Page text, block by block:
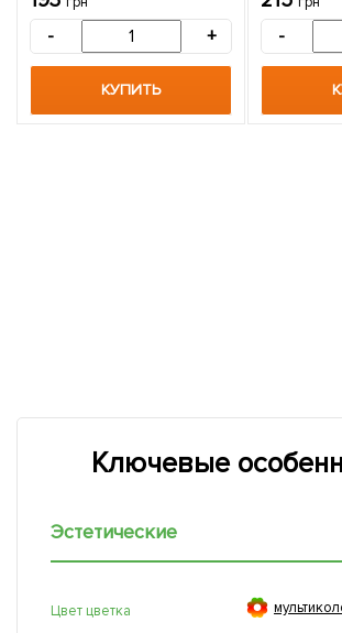
упаковке
- +
КУПИТЬ
шт в
-
Ключевые
Эстетические
Цвет цветка 